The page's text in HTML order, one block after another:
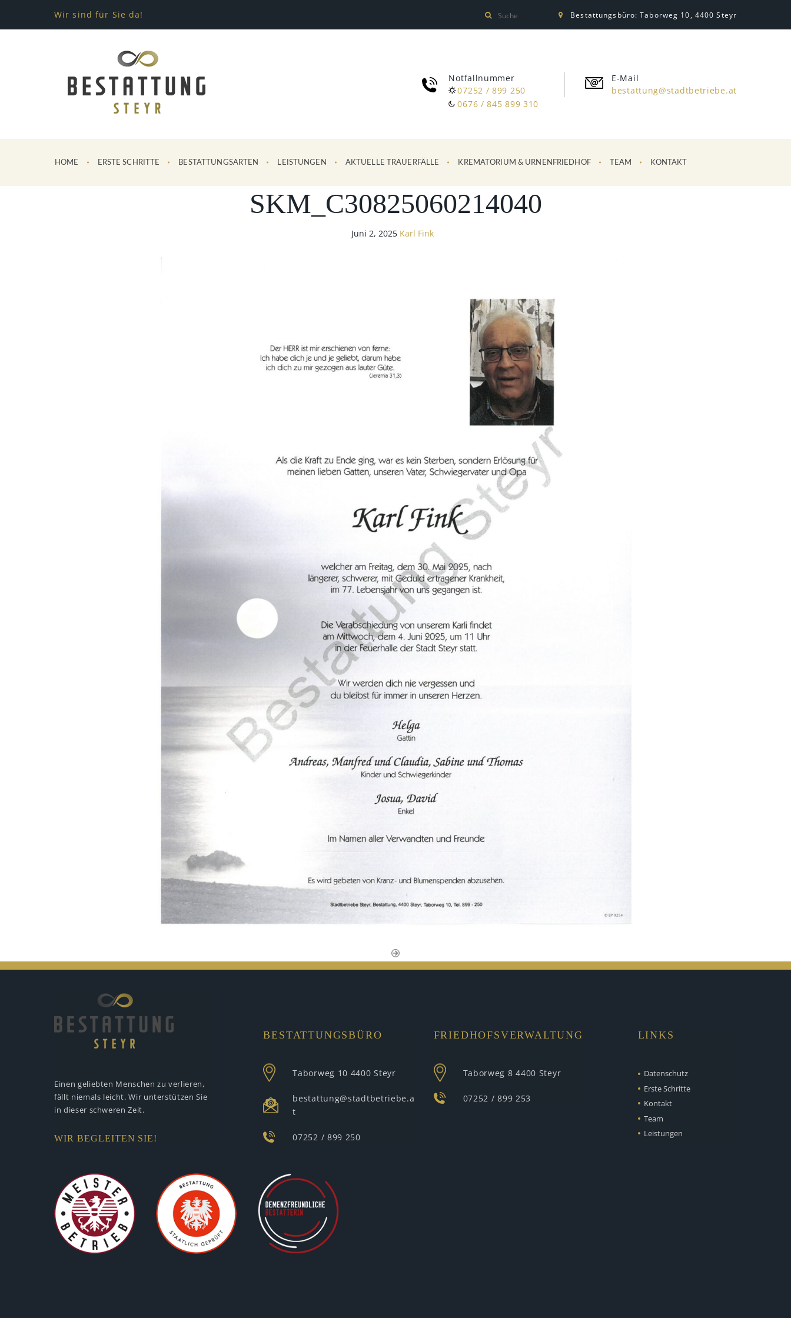
Wir sind für Sie da! Bestattungsbüro: Taborweg 10, 4400 Steyr
Notfallnummer
07252 / 899 250
0676 / 845 899 310
E-Mail
bestattung@stadtbetriebe.at
HOME ERSTE SCHRITTE BESTATTUNGSARTEN LEISTUNGEN AKTUELLE TRAUERFÄLLE KREMATORIUM & URNENFRIEDHOF TEAM KONTAKT
SKM_C30825060214040
Juni 2, 2025 Karl Fink
Einen geliebten Menschen zu verlieren,
fällt niemals leicht. Wir unterstützen Sie
in dieser schweren Zeit.
WIR BEGLEITEN SIE!
BESTATTUNGSBÜRO
Taborweg 10 4400 Steyr
bestattung@stadtbetriebe.a
t
07252 / 899 250
FRIEDHOFSVERWALTUNG
Taborweg 8 4400 Steyr
07252 / 899 253
LINKS
Datenschutz
Erste Schritte
Kontakt
Team
Leistungen